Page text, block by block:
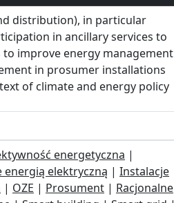
distribution), in particular
in ancillary services to
to improve energy management
in prosumer installations
of climate and energy policy
energetyczna |
energią elektryczną | Instalacje
| OZE | Prosument | Racjonalne